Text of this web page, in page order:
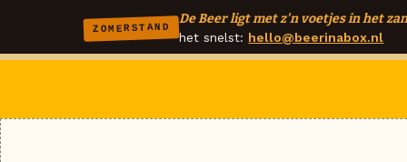
ZOMERSTAND
De Beer ligt met z'n voetjes in het
het snelst: hello@beerinabox.nl